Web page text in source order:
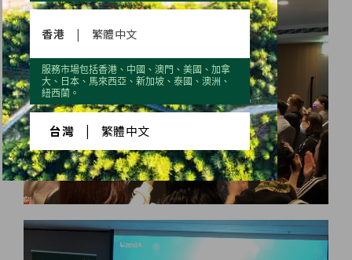
香港 | 繁體中文
服務市場包括香港、中國、澳門、美國、加拿
大、日本、馬來西亞、新加坡、泰國、澳洲、
紐西蘭。
台灣 繁體中文